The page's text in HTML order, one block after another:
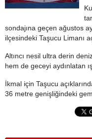
sondajına geçen ağustos
ilçesindeki Taşucu Limanı
Altıncı nesil ultra derin
hem de geceyi aydınlatan
İkmal için Taşucu
36 metre genişliğindeki